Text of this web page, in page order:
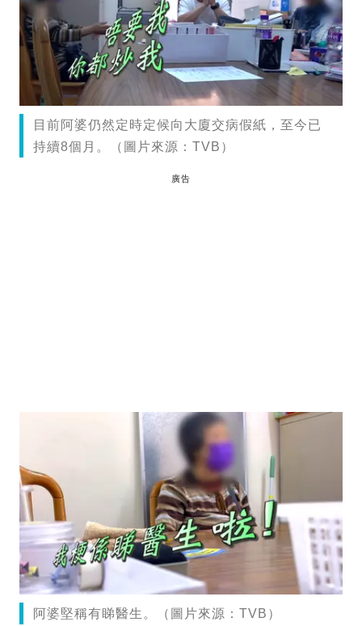
目前阿婆仍然定時定候向大廈交病假紙，至今已
持續8個月。（圖片來源：TVB）
廣告
阿婆堅稱有睇醫生。（圖片來源：TVB）